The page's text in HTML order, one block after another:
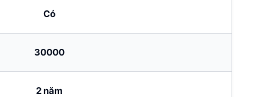
Có
30000
2 năm